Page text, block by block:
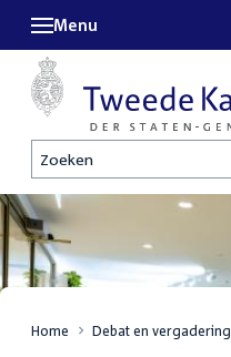
Zoeken
Menu
Home Debat en vergadering